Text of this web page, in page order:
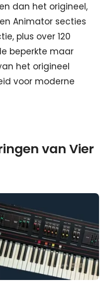
dan het origineel,
Animator secties
plus over 120
beperkte maar
het origineel
voor moderne
van Vier